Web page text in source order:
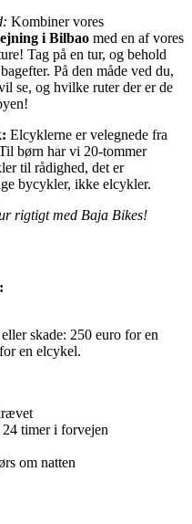
Kombiner vores
i Bilbao med en af vores
Tag på en tur, og behold
På den måde ved du,
se, og hvilke ruter der er de
Elcyklerne er velegnede fra
børn har vi 20-tommer
til rådighed, det er
bycykler, ikke elcykler.
rigtigt med Baja Bikes!
skade: 250 euro for en
en elcykel.
timer i forvejen
om natten